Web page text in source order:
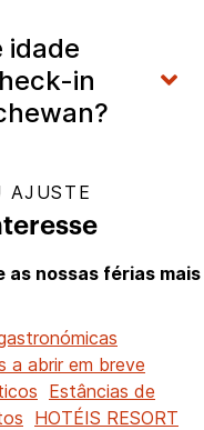
idade
in
AJUSTE
as nossas férias mais
a abrir em breve
Estâncias de
HOTÉIS RESORT